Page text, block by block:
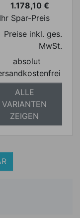
Preis
1.178,10 €
Ihr Spar-Preis
Preise inkl. ges.
MwSt.
absolut
ALLE
VARIANTEN
ZEIGEN